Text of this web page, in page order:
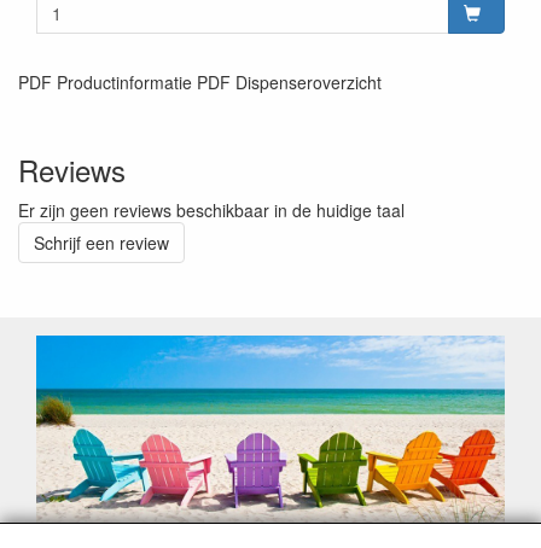
PDF Productinformatie PDF Dispenseroverzicht
Reviews
Er zijn geen reviews beschikbaar in de huidige taal
Schrijf een review